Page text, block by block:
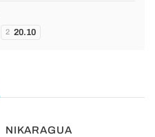
2 20.10
NIKARAGUA